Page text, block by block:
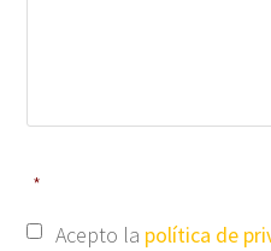
*
Acepto la política de